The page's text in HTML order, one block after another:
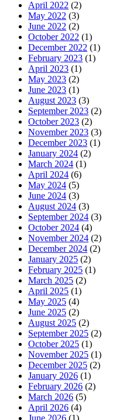
April 2022 (2)
May 2022 (3)
June 2022 (2)
October 2022 (1)
December 2022 (1)
February 2023 (1)
April 2023 (1)
May 2023 (2)
June 2023 (1)
August 2023 (3)
September 2023 (2)
October 2023 (2)
November 2023 (3)
December 2023 (1)
January 2024 (2)
March 2024 (1)
April 2024 (6)
May 2024 (5)
June 2024 (3)
August 2024 (3)
September 2024 (3)
October 2024 (4)
November 2024 (2)
December 2024 (2)
January 2025 (2)
February 2025 (1)
March 2025 (2)
April 2025 (1)
May 2025 (4)
June 2025 (2)
August 2025 (2)
September 2025 (2)
October 2025 (1)
November 2025 (1)
December 2025 (2)
January 2026 (1)
February 2026 (2)
March 2026 (5)
April 2026 (4)
June 2026 (1)